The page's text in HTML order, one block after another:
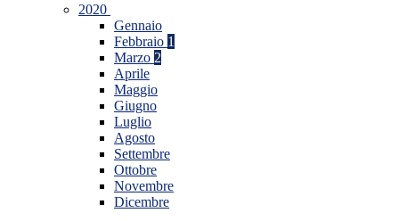
2020
Gennaio
Febbraio 1
Marzo 2
Aprile
Maggio
Giugno
Luglio
Agosto
Settembre
Ottobre
Novembre
Dicembre